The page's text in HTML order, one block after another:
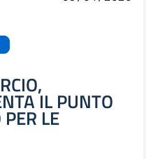
IL PUNTO
LE